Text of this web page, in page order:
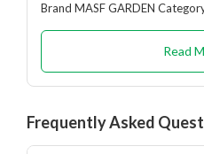
Mobile Number
Brand MASF GARDEN
Read
Frequently Asked